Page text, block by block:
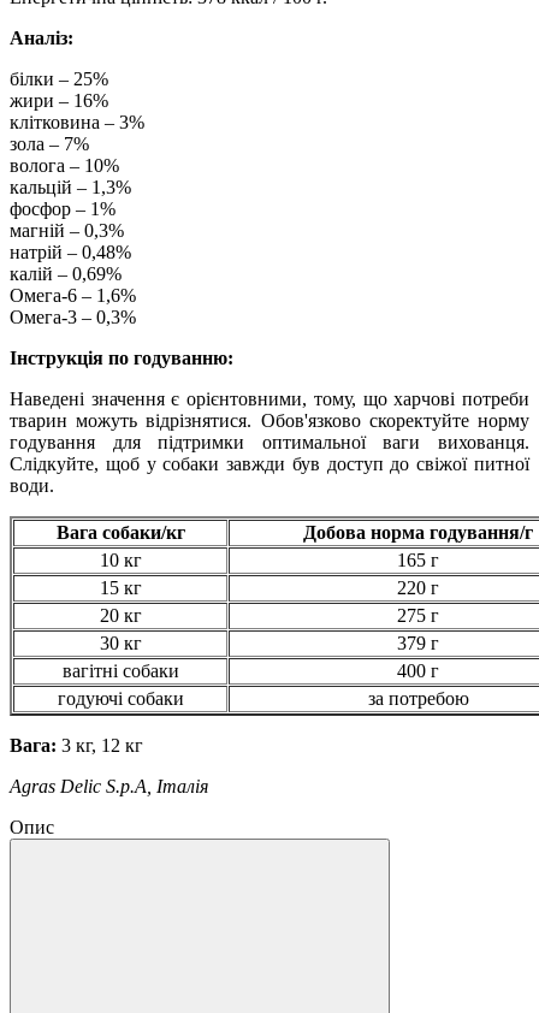
Аналіз:
білки – 25%
жири – 16%
клітковина – 3%
зола – 7%
волога – 10%
кальцій – 1,3%
фосфор – 1%
магній – 0,3%
натрій – 0,48%
калій – 0,69%
Омега-6 – 1,6%
Омега-3 – 0,3%
Інструкція по годуванню:
Наведені значення є орієнтовними, тому, що харчові потреби
тварин можуть відрізнятися. Обов'язково скоректуйте норму
годування для підтримки оптимальної ваги вихованця.
Слідкуйте, щоб у собаки завжди був доступ до свіжої питної
води.
Вага собаки/кг
Добова норма годування/г
10 кг
165 г
15 кг
220 г
20 кг
275 г
30 кг
379 г
вагітні собаки
400 г
годуючі собаки
за потребою
Вага: 3 кг, 12 кг
Agras Delic S.p.A, Італія
Опис